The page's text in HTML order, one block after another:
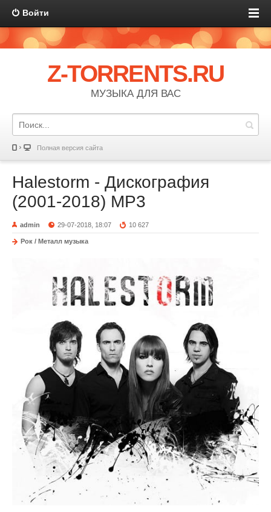
Войти
Z-TORRENTS.RU
МУЗЫКА ДЛЯ ВАС
Полная версия сайта
Halestorm - Дискография
(2001-2018) МР3
admin 29-07-2018, 18:07 10 627
Рок / Металл музыка